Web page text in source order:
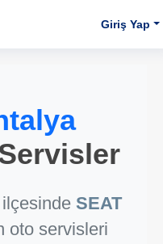
Giriş Yap
SEAT
oto servisleri